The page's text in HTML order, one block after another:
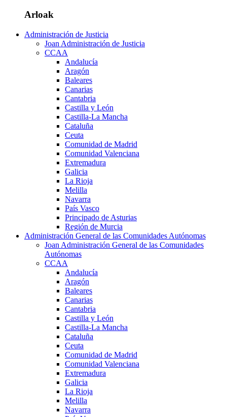
Arloak
Administración de Justicia
Joan Administración de Justicia
CCAA
Andalucía
Aragón
Baleares
Canarias
Cantabria
Castilla y León
Castilla-La Mancha
Cataluña
Ceuta
Comunidad de Madrid
Comunidad Valenciana
Extremadura
Galicia
La Rioja
Melilla
Navarra
País Vasco
Principado de Asturias
Región de Murcia
Administración General de las Comunidades Autónomas
Joan Administración General de las Comunidades
Autónomas
CCAA
Andalucía
Aragón
Baleares
Canarias
Cantabria
Castilla y León
Castilla-La Mancha
Cataluña
Ceuta
Comunidad de Madrid
Comunidad Valenciana
Extremadura
Galicia
La Rioja
Melilla
Navarra